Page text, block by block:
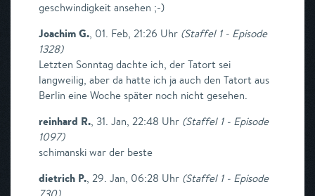
geschwindigkeit ansehen ;-)
Joachim G., 01. Feb, 21:26 Uhr (Staffel 1 - Episode
1328)
Letzten Sonntag dachte ich, der Tatort sei
langweilig, aber da hatte ich ja auch den Tatort aus
Berlin eine Woche später noch nicht gesehen.
reinhard R., 31. Jan, 22:48 Uhr (Staffel 1 - Episode
1097)
schimanski war der beste
dietrich P., 29. Jan, 06:28 Uhr (Staffel 1 - Episode